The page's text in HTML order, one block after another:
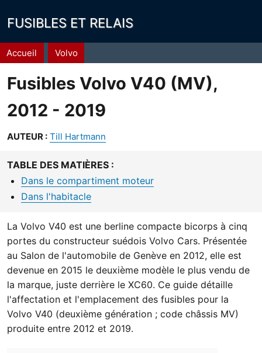
FUSIBLES ET RELAIS
Fil
d'Ariane
Accueil Volvo
Fusibles Volvo V40 (MV),
2012 - 2019
AUTEUR : Till Hartmann
TABLE DES MATIÈRES :
Dans le compartiment moteur
Dans l'habitacle
La Volvo V40 est une berline compacte bicorps à cinq
portes du constructeur suédois Volvo Cars. Présentée
au Salon de l'automobile de Genève en 2012, elle est
devenue en 2015 le deuxième modèle le plus vendu de
la marque, juste derrière le XC60. Ce guide détaille
l'affectation et l'emplacement des fusibles pour la
Volvo V40 (deuxième génération ; code châssis MV)
produite entre 2012 et 2019.